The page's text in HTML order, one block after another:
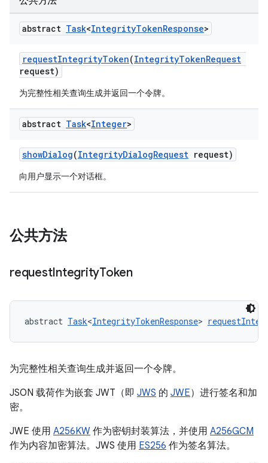
abstract Task<IntegrityTokenResponse>
requestIntegrityToken(IntegrityTokenRequest
request)
为完整性相关查询生成并返回一个令牌。
abstract Task<Integer>
showDialog(IntegrityDialogRequest request)
向用户显示一个对话框。
公共方法
requestIntegrityToken
abstract Task<IntegrityTokenResponse>
为完整性相关查询生成并返回一个令牌。
JSON 载荷作为嵌套 JWT（即 JWS 的 JWE）进行签名和加
密。
JWE 使用 A256KW 作为密钥封装算法，并使用 A256GCM
作为内容加密算法。JWS 使用 ES256 作为签名算法。